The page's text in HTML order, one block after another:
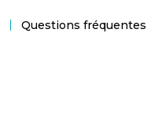
Questions fréquentes